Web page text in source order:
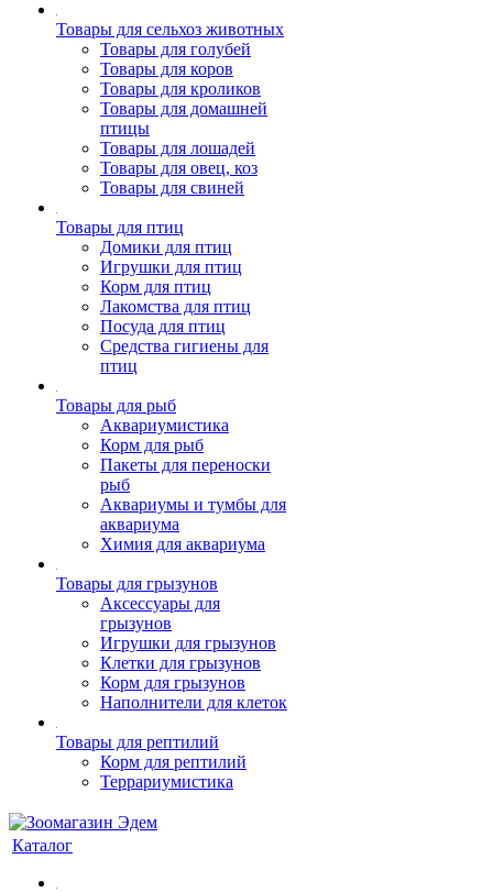
Товары для сельхоз животных
Товары для голубей
Товары для коров
Товары для кроликов
Товары для домашней
птицы
Товары для лошадей
Товары для овец, коз
Товары для свиней
Товары для птиц
Домики для птиц
Игрушки для птиц
Корм для птиц
Лакомства для птиц
Посуда для птиц
Средства гигиены для
птиц
Товары для рыб
Аквариумистика
Корм для рыб
Пакеты для переноски
рыб
Аквариумы и тумбы для
аквариума
Химия для аквариума
Товары для грызунов
Аксессуары для
грызунов
Игрушки для грызунов
Клетки для грызунов
Корм для грызунов
Наполнители для клеток
Товары для рептилий
Корм для рептилий
Террариумистика
Каталог